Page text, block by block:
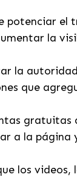
potenciar el
la
la
que
gratuitas
a la página
los